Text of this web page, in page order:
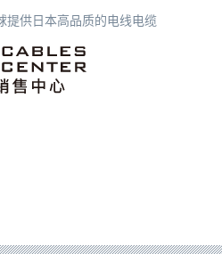
提供日本高品质的电线电缆